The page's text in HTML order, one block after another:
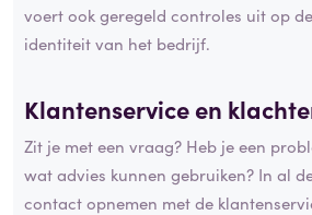
voert ook geregeld controles uit op
identiteit van het bedrijf.
Klantenservice en
Zit je met een vraag? Heb je een
wat advies kunnen gebruiken? In al
contact opnemen met de